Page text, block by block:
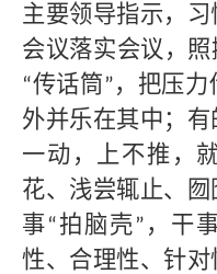
主要领导指示，
会议落实会议，
“传话筒”，把压
外并乐在其中；
一动，上不推，
花、浅尝辄止、
事“拍脑壳” ，干
性、合理性、针